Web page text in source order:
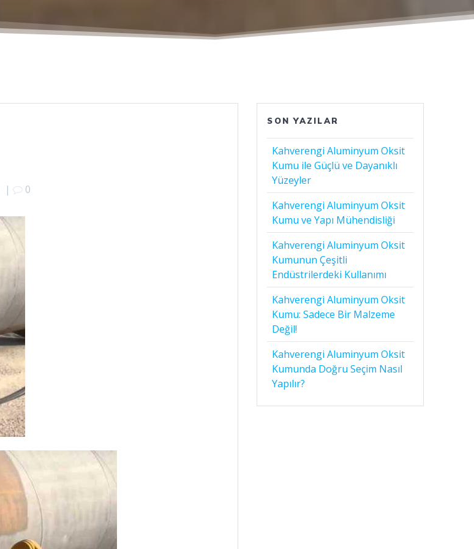
| 0
SON YAZILAR
Kahverengi Aluminyum Oksit
Kumu ile Güçlü ve Dayanıklı
Yüzeyler
Kahverengi Aluminyum Oksit
Kumu ve Yapı Mühendisliği
Kahverengi Aluminyum Oksit
Kumunun Çeşitli
Endüstrilerdeki Kullanımı
Kahverengi Aluminyum Oksit
Kumu: Sadece Bir Malzeme
Değil!
Kahverengi Aluminyum Oksit
Kumunda Doğru Seçim Nasıl
Yapılır?